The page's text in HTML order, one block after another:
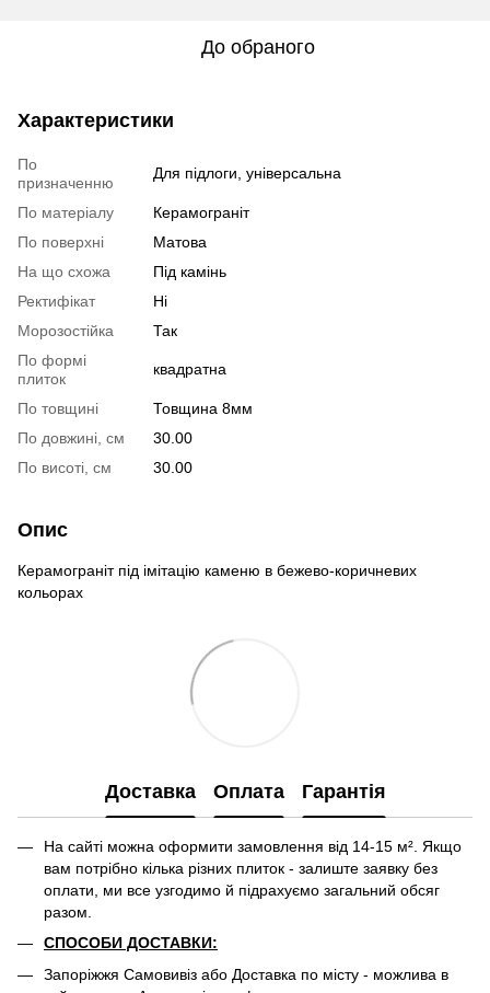
До обраного
Характеристики
По
призначенню
Для підлоги, універсальна
По матеріалу
Керамограніт
По поверхні
Матова
На що схожа
Під камінь
Ректифікат
Ні
Морозостійка
Так
По формі
плиток
квадратна
По товщині
Товщина 8мм
По довжині, см
30.00
По висоті, см
30.00
Опис
Керамограніт під імітацію каменю в бежево-коричневих
кольорах
Доставка Оплата Гарантія
На сайті можна оформити замовлення від 14-15 м². Якщо
вам потрібно кілька різних плиток - залиште заявку без
оплати, ми все узгодимо й підрахуємо загальний обсяг
разом.
СПОСОБИ ДОСТАВКИ:
Запоріжжя Самовивіз або Доставка по місту - можлива в